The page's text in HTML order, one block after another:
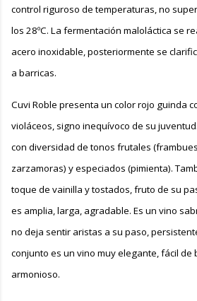
control riguroso de temperaturas, no
los 28ºC. La fermentación maloláctica se
acero inoxidable, posteriormente se
a barricas.
Cuvi Roble presenta un color rojo guinda
violáceos, signo inequívoco de su
con diversidad de tonos frutales
zarzamoras) y especiados (pimienta).
toque de vainilla y tostados, fruto de su
es amplia, larga, agradable. Es un vino
no deja sentir aristas a su paso,
conjunto es un vino muy elegante, fácil de
armonioso.